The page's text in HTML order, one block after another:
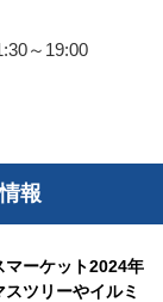
～19:00
報
マーケット2024年
ツリーやイルミ